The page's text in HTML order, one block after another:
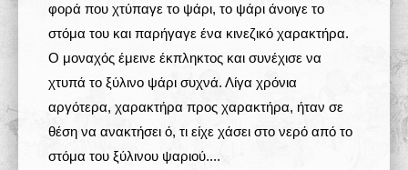
φορά που χτύπαγε το ψάρι, το ψάρι άνοιγε το
στόμα του και παρήγαγε ένα κινεζικό χαρακτήρα.
Ο μοναχός έμεινε έκπληκτος και συνέχισε να
χτυπά το ξύλινο ψάρι συχνά. Λίγα χρόνια
αργότερα, χαρακτήρα προς χαρακτήρα, ήταν σε
θέση να ανακτήσει ό, τι είχε χάσει στο νερό από το
στόμα του ξύλινου ψαριού....